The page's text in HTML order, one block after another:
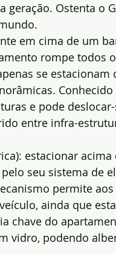
Ostenta o
em cima de um
rompe todos
se estacionam
Conhecido
e pode
entre infra-
estacionar acima
seu sistema de
permite
ainda que
chave do
vidro, podendo